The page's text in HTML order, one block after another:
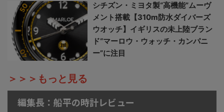
シチズン・ミヨタ製“高機能”ムーヴ
メント搭載【310m防水ダイバーズ
ウオッチ】イギリスの未上陸ブラン
ド“マーロウ・ウォッチ・カンパニ
ー”に注目
＞＞＞もっと見る
編集長：船平の時計レビュー